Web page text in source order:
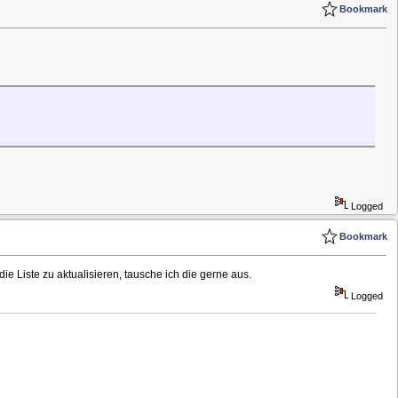
Bookmark
Logged
Bookmark
Liste zu aktualisieren, tausche ich die gerne aus.
Logged